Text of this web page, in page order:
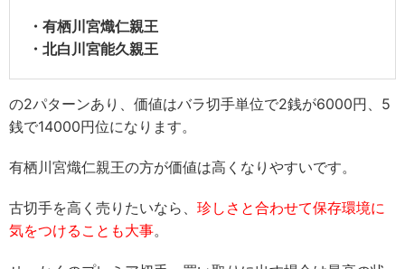
・有栖川宮熾仁親王
・北白川宮能久親王
の2パターンあり、価値はバラ切手単位で2銭が6000円、5
銭で14000円位になります。
有栖川宮熾仁親王の方が価値は高くなりやすいです。
古切手を高く売りたいなら、 珍しさと合わせて保存環境に
気をつけることも大事。